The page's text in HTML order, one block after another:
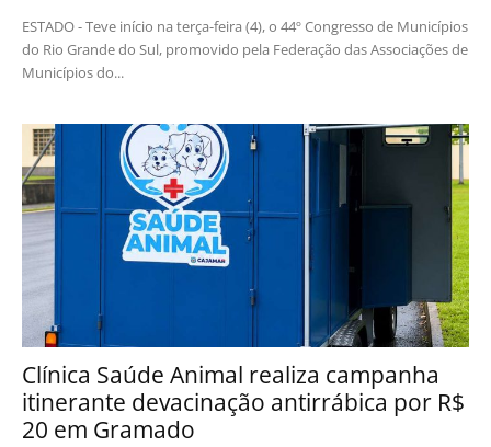
ESTADO - Teve início na terça-feira (4), o 44º Congresso de Municípios
do Rio Grande do Sul, promovido pela Federação das Associações de
Municípios do...
Clínica Saúde Animal realiza campanha
itinerante devacinação antirrábica por R$
20 em Gramado